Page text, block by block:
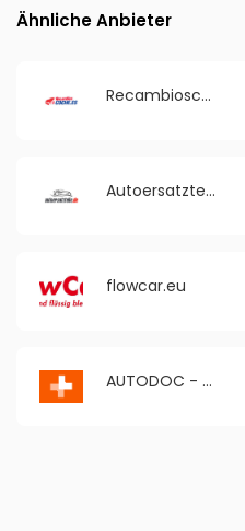
Ähnliche Anbieter
Recambioscoche
Autoersatzteile Deutschland
flowcar.eu
AUTODOC - Romania